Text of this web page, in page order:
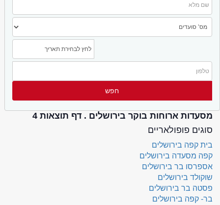
מסעדות ארוחות בוקר בירושלים . דף תוצאות 4
סוגים פופולאריים
בית קפה בירושלים
קפה מסעדה בירושלים
אספרסו בר בירושלים
שוקולד בירושלים
פסטה בר בירושלים
בר- קפה בירושלים